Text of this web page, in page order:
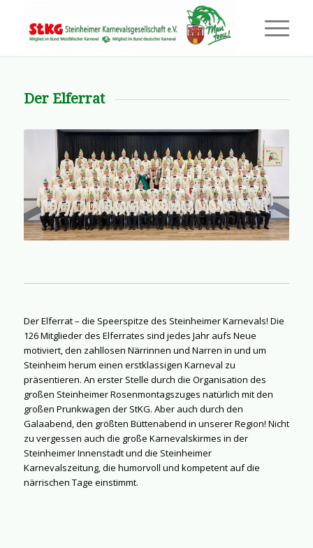
Der Elferrat
Der Elferrat – die Speerspitze des Steinheimer Karnevals! Die
126 Mitglieder des Elferrates sind jedes Jahr aufs Neue
motiviert, den zahllosen Närrinnen und Narren in und um
Steinheim herum einen erstklassigen Karneval zu
präsentieren. An erster Stelle durch die Organisation des
großen Steinheimer Rosenmontagszuges natürlich mit den
großen Prunkwagen der StKG. Aber auch durch den
Galaabend, den größten Büttenabend in unserer Region! Nicht
zu vergessen auch die große Karnevalskirmes in der
Steinheimer Innenstadt und die Steinheimer
Karnevalszeitung, die humorvoll und kompetent auf die
närrischen Tage einstimmt.